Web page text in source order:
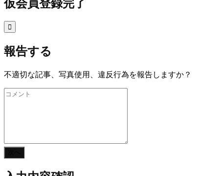

報告する
不適切な記事、写真使用、違反行為を報告しますか？